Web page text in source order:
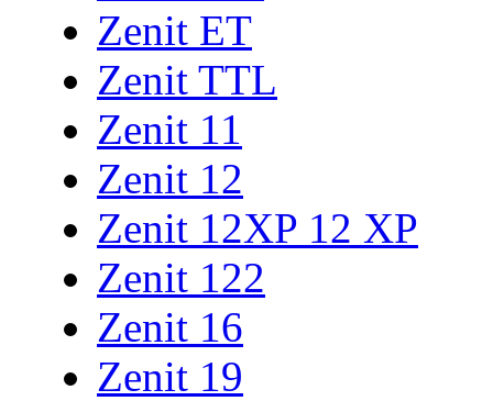
Zenit ET
Zenit TTL
Zenit 11
Zenit 12
Zenit 12XP 12 XP
Zenit 122
Zenit 16
Zenit 19